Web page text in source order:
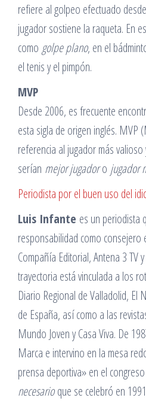
refiere al golpeo efectuado
jugador sostiene la raqueta. En
como golpe plano, en el
el tenis y el pimpón.
MVP
Desde 2006, es frecuente
esta sigla de origen inglés. MVP
referencia al jugador más
serían mejor jugadoro jugador
Periodista por el buen uso del
Luis Infante es un periodista
responsabilidad como consejero
Compañía Editorial, Antena 3 TV
trayectoria está vinculada a los
Diario Regional de Valladolid, El
de España, así como a las
Mundo Joven y Casa Viva. De
Marca e intervino en la mesa
prensa deportiva» en el congreso
necesarioque se celebró en